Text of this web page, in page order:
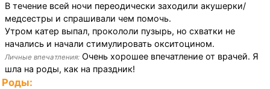
В течение всей ночи переодически заходили акушерки/
медсестры и спрашивали чем помочь.
Утром катер выпал, прокололи пузырь, но схватки не
начались и начали стимулировать окситоцином.
Личные впечатления: Очень хорошее впечатление от врачей. Я
шла на роды, как на праздник!
Роды: